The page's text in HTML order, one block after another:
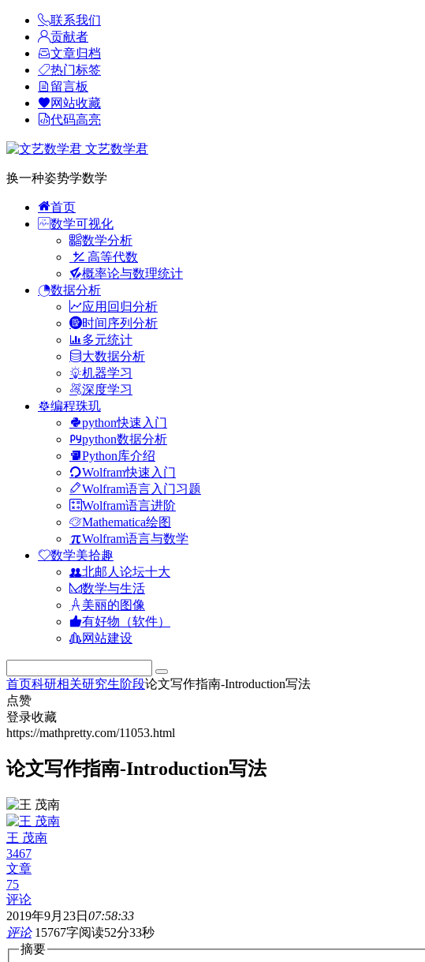
联系我们
贡献者
文章归档
热门标签
留言板
网站收藏
代码高亮
文艺数学君
换一种姿势学数学
首页
数学可视化
数学分析
高等代数
概率论与数理统计
数据分析
应用回归分析
时间序列分析
多元统计
大数据分析
机器学习
深度学习
编程珠玑
python快速入门
python数据分析
Python库介绍
Wolfram快速入门
Wolfram语言入门习题
Wolfram语言进阶
Mathematica绘图
Wolfram语言与数学
数学美拾趣
北邮人论坛十大
数学与生活
美丽的图像
有好物（软件）
网站建设
首页科研相关研究生阶段论文写作指南-Introduction写法
点赞
登录收藏
https://mathpretty.com/11053.html
论文写作指南-Introduction写法
王 茂南
3467
文章
75
评论
2019年9月23日 07:58:33
评论 15767字阅读52分33秒
摘要